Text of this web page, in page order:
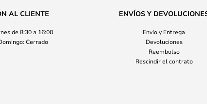
AL CLIENTE
de 8:30 a 16:00
Cerrado
ENVÍOS Y
Envío y Entrega
Devoluciones
Reembolso
Rescindir el contrato